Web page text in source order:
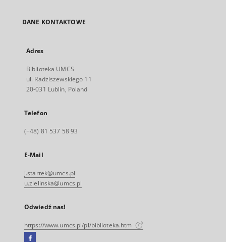
DANE KONTAKTOWE
Adres
Biblioteka UMCS
ul. Radziszewskiego 11
20-031 Lublin, Poland
Telefon
(+48) 81 537 58 93
E-Mail
j.startek@umcs.pl
u.zielinska@umcs.pl
Odwiedź nas!
https://www.umcs.pl/pl/biblioteka.htm
Facebook